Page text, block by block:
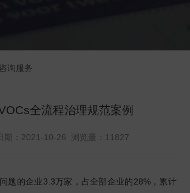
询服务
全流程治理规范案例
期：2021-10-26 浏览量：11827
题的企业3.3万家，占全部企业的28%，累计